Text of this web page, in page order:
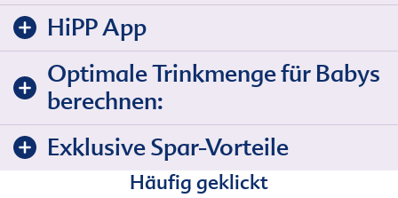
HiPP App
Optimale Trinkmenge für Babys
berechnen:
Exklusive Spar-Vorteile
Häufig geklickt